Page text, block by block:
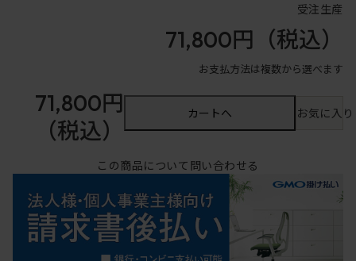
受注生産
71,800円 （税込）
お支払方法は複数から選べます
71,800円
（税込）
カートへ お気に入
この商品について問い合わせる